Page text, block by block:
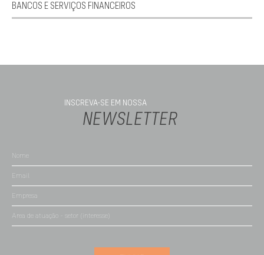
BANCOS E SERVIÇOS FINANCEIROS
INSCREVA-SE EM NOSSA
NEWSLETTER